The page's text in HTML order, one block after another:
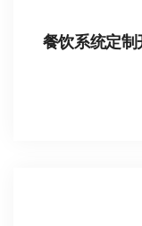
餐饮系统定制